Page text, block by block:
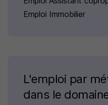
Emploi Immobilier
L'emploi par
dans le